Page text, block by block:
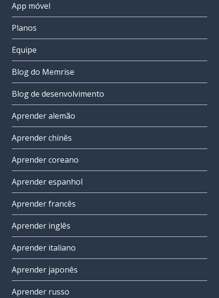
App móvel
Planos
Equipe
Blog do Memrise
Blog de desenvolvimento
Aprender alemão
Aprender chinês
Aprender coreano
Aprender espanhol
Aprender francês
Aprender inglês
Aprender italiano
Aprender japonês
Aprender russo